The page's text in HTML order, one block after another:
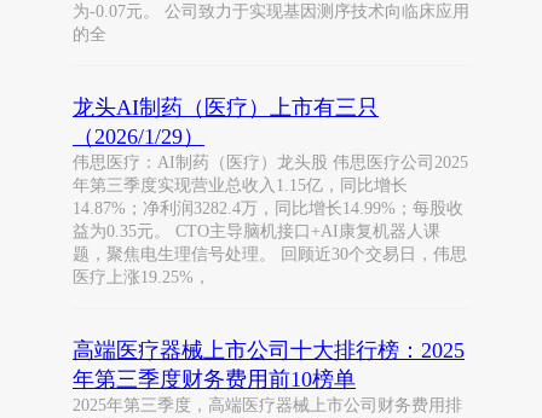
为-0.07元。 公司致力于实现基因测序技术向临床应用
的全
龙头AI制药（医疗）上市有三只
（2026/1/29）
伟思医疗：AI制药（医疗）龙头股 伟思医疗公司2025
年第三季度实现营业总收入1.15亿，同比增长
14.87%；净利润3282.4万，同比增长14.99%；每股收
益为0.35元。 CTO主导脑机接口+AI康复机器人课
题，聚焦电生理信号处理。 回顾近30个交易日，伟思
医疗上涨19.25%，
高端医疗器械上市公司十大排行榜：2025
年第三季度财务费用前10榜单
2025年第三季度，高端医疗器械上市公司财务费用排